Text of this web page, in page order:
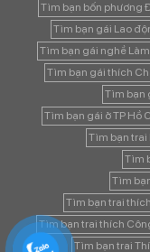
Tìm bạn bốn phương
Tìm bạn gái Lao
Tìm bạn gái nghề
Tìm bạn gái thích
Tìm bạn
Tìm bạn gái ở TP Hồ
Tìm bạn trai
Tìm
Tìm
Tìm bạn trai
Tìm bạn trai thích
Tìm bạn trai